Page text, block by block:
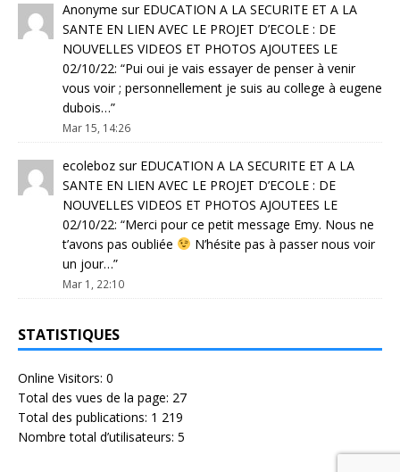
Anonyme sur EDUCATION A LA SECURITE ET A LA
SANTE EN LIEN AVEC LE PROJET D’ECOLE : DE
NOUVELLES VIDEOS ET PHOTOS AJOUTEES LE
02/10/22: “Pui oui je vais essayer de penser à venir
vous voir ; personnellement je suis au college à eugene
dubois…”
Mar 15, 14:26
ecoleboz sur EDUCATION A LA SECURITE ET A LA
SANTE EN LIEN AVEC LE PROJET D’ECOLE : DE
NOUVELLES VIDEOS ET PHOTOS AJOUTEES LE
02/10/22: “Merci pour ce petit message Emy. Nous ne
t’avons pas oubliée
N’hésite pas à passer nous voir
un jour…”
Mar 1, 22:10
STATISTIQUES
Online Visitors: 0
Total des vues de la page: 27
Total des publications: 1 219
Nombre total d’utilisateurs: 5